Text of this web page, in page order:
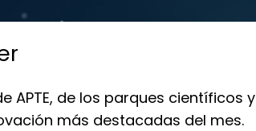
APTE, de los parques científicos y
más destacadas del mes.